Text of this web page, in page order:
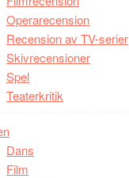
Operarecension
Recension av TV-serier
Skivrecensioner
Spel
Teaterkritik
Dans
Film